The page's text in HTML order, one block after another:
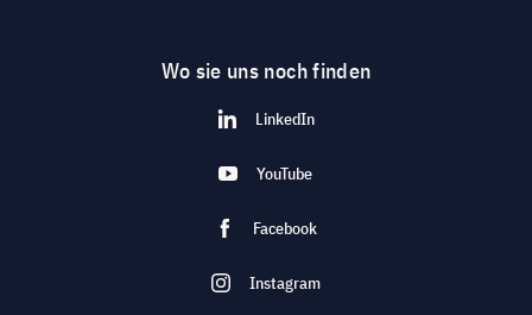
Wo sie uns noch finden
LinkedIn
YouTube
Facebook
Instagram